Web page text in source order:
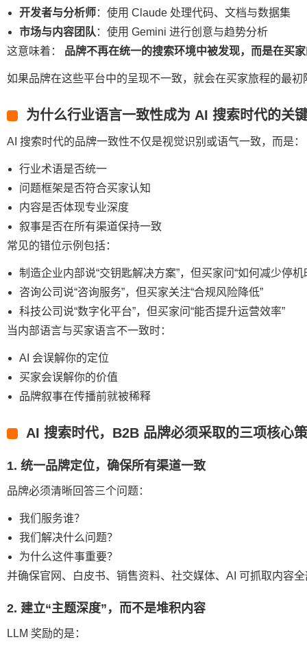
开发者与分析师：使用 Claude 处理代码、文档与数据集
市场与内容团队 ：使用 Gemini 进行创意与趋势分析
这意味着： 品牌不再在统一的搜索环境中被发现，而是在买
如果品牌在这些平台中的呈现不一致，就会在买家旅程的最初
为什么行业语言一致性成为 AI 搜索时代的关
AI 搜索时代的品牌一致性不仅是视觉识别或语气一致，而是：
行业术语是否统一
问题框架是否符合买家认知
内容是否体现专业深度
叙事是否在所有渠道保持一致
常见的错位示例包括：
制造企业内部说“交钥匙解决方案”，但买家问“如何减少停机
咨询公司说“咨询服务”，但买家关注“合规风险降低”
科技公司说“数字化平台”，但买家问“能否提升运营效率”
当内部语言与买家语言不一致时：
AI 会误解你的定位
买家会误解你的价值
品牌叙事在传播前就被稀释
AI 搜索时代，B2B 品牌必须采取的三项核心
1. 统一品牌定位，确保所有渠道一致
品牌必须清晰回答三个问题：
我们服务谁？
我们解决什么问题？
为什么这件事重要？
并确保官网、白皮书、销售资料、社交媒体、AI 可抓取内容
2. 建立“主题深度”，而不是堆积内容
LLM 奖励的是：